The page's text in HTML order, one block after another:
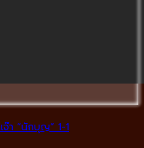
า “นักบุญ” 1-1